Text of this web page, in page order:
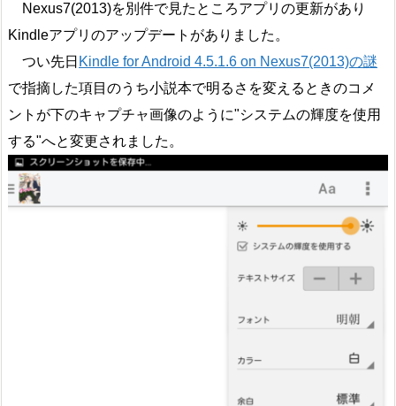
Nexus7(2013)を別件で見たところアプリの更新があり
Kindleアプリのアップデートがありました。
つい先日 Kindle for Android 4.5.1.6 on Nexus7(2013)の謎
で指摘した項目のうち小説本で明るさを変えるときのコメ
ントが下のキャプチャ画像のように"システムの輝度を使用
する"へと変更されました。